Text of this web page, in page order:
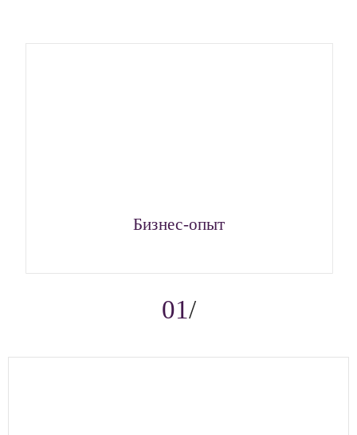
01
Бизнес-опыт